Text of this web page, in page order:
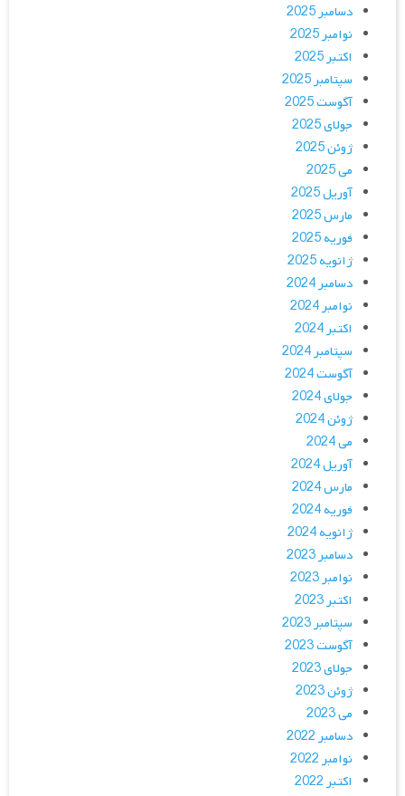
دسامبر 2025
نوامبر 2025
اکتبر 2025
سپتامبر 2025
آگوست 2025
جولای 2025
ژوئن 2025
می 2025
آوریل 2025
مارس 2025
فوریه 2025
ژانویه 2025
دسامبر 2024
نوامبر 2024
اکتبر 2024
سپتامبر 2024
آگوست 2024
جولای 2024
ژوئن 2024
می 2024
آوریل 2024
مارس 2024
فوریه 2024
ژانویه 2024
دسامبر 2023
نوامبر 2023
اکتبر 2023
سپتامبر 2023
آگوست 2023
جولای 2023
ژوئن 2023
می 2023
دسامبر 2022
نوامبر 2022
اکتبر 2022